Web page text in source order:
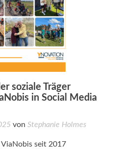
soziale Träger
in Social Media
von Stephanie Holmes
ViaNobis seit 2017